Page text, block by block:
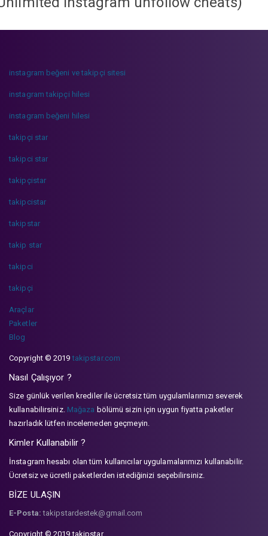
instagram beğeni ve takipçi sitesi
instagram takipçi hilesi
instagram beğeni hilesi
takipçi star
takipci star
takipçistar
takipcistar
takipstar
takip star
takipci
takipçi
Araçlar
Paketler
Blog
Copyright © 2019takipstar.com
Nasıl Çalışıyor ?
Size günlük verilen krediler ile ücretsiz tüm uygulamlarımızı severek
kullanabilirsiniz. Mağaza bölümü sizin için uygun fiyatta paketler
hazırladık lütfen incelemeden geçmeyin.
Kimler Kullanabilir ?
İnstagram hesabı olan tüm kullanıcılar uygulamalarımızı kullanabilir.
Ücretsiz ve ücretli paketlerden istediğinizi seçebilirsiniz.
BİZE ULAŞIN
E-Posta: takipstardestek@gmail.com
Copyright © 2019 takipstar.